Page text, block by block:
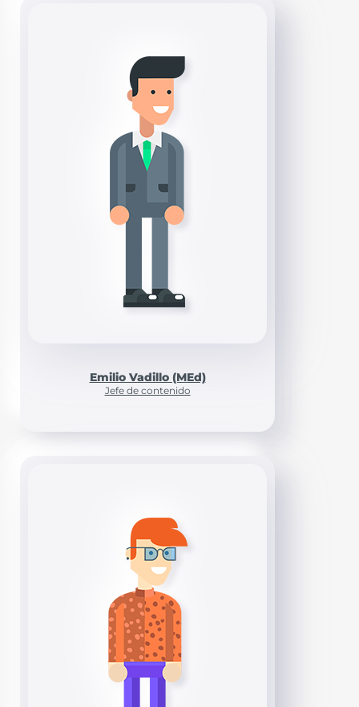
Emilio Vadillo (MEd)
Jefe de contenido